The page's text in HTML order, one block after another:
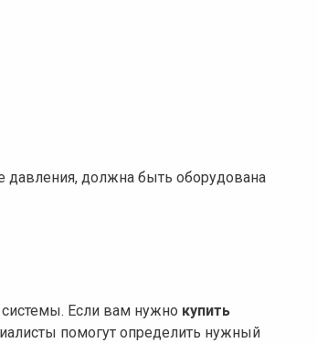
давления, должна быть оборудована
Если вам нужно купить
помогут определить нужный